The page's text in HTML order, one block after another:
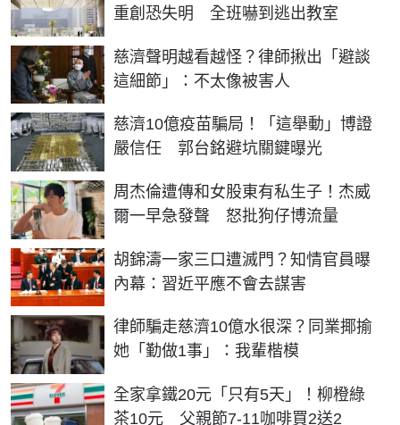
重創恐失明 全班嚇到逃出教室
慈濟聲明越看越怪？律師揪出「避談
這細節」：不太像被害人
慈濟10億疫苗騙局！「這舉動」博證
嚴信任 郭台銘避坑關鍵曝光
周杰倫遭傳和女股東有私生子！杰威
爾一早急發聲 怒批狗仔博流量
胡錦濤一家三口遭滅門？知情官員曝
內幕：習近平應不會去謀害
律師騙走慈濟10億水很深？同業揶揄
她「勤做1事」：我輩楷模
全家拿鐵20元「只有5天」！柳橙綠
茶10元 父親節7-11咖啡買2送2